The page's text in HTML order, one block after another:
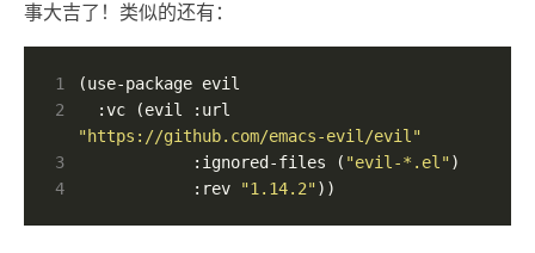
事大吉了！类似的还有：
1
2
"https://github.com/emacs-evil/evil"
3
            :ignored-files (
"evil-*.el"
4
            :rev
"1.14.2"))